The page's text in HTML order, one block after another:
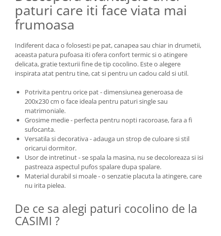
paturi care iti face viata mai
frumoasa
Indiferent daca o folosesti pe pat, canapea sau chiar in drumetii,
aceasta patura pufoasa iti ofera confort termic si o atingere
delicata, gratie texturii fine de tip cocolino. Este o alegere
inspirata atat pentru tine, cat si pentru un cadou cald si util.
Potrivita pentru orice pat - dimensiunea generoasa de
200x230 cm o face ideala pentru paturi single sau
matrimoniale.
Grosime medie - perfecta pentru nopti racoroase, fara a fi
sufocanta.
Versatila si decorativa - adauga un strop de culoare si stil
oricarui dormitor.
Usor de intretinut - se spala la masina, nu se decoloreaza si isi
pastreaza aspectul pufos spalare dupa spalare.
Material durabil si moale - o senzatie placuta la atingere, care
nu irita pielea.
De ce sa alegi paturi cocolino de la
CASIMI ?